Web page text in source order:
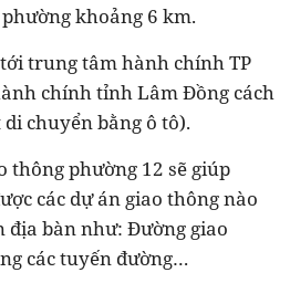
khoảng 6 km.
trung tâm hành chính TP
chính tỉnh Lâm Đồng cách
chuyển bằng ô tô).
thông phường 12 sẽ giúp
các dự án giao thông nào
địa bàn như: Đường giao
các tuyến đường…